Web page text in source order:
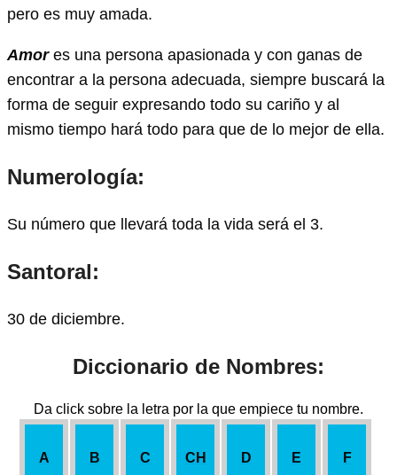
pero es muy amada.
Amor es una persona apasionada y con ganas de
encontrar a la persona adecuada, siempre buscará la
forma de seguir expresando todo su cariño y al
mismo tiempo hará todo para que de lo mejor de ella.
Numerología:
Su número que llevará toda la vida será el 3.
Santoral:
30 de diciembre.
Diccionario de Nombres:
Da click sobre la letra por la que empiece tu nombre.
A B C CH D E F